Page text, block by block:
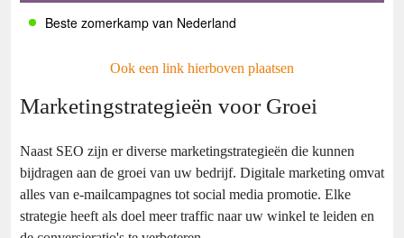
Beste zomerkamp van Nederland
Ook een link hierboven plaatsen
Marketingstrategieën voor Groei
Naast SEO zijn er diverse marketingstrategieën die kunnen
bijdragen aan de groei van uw bedrijf. Digitale marketing omvat
alles van e-mailcampagnes tot social media promotie. Elke
strategie heeft als doel meer traffic naar uw winkel te leiden en